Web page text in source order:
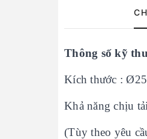
Thông số kỹ
Kích thước :
Khả năng chịu
(Tùy theo yêu